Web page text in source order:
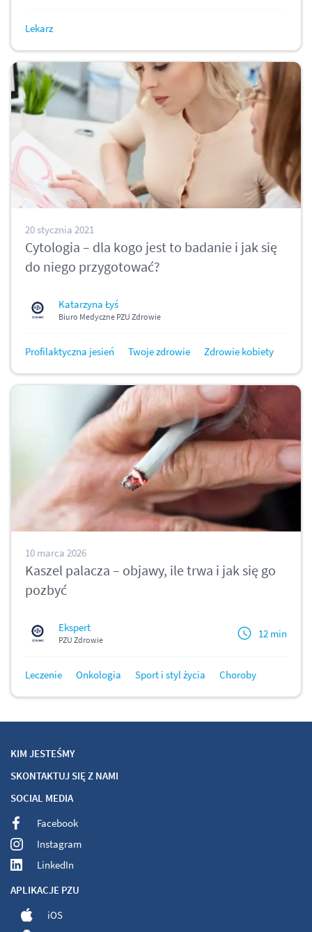
Lekarz
20 stycznia 2021
Cytologia – dla kogo jest to badanie i jak się
do niego przygotować?
Katarzyna Łyś
Biuro Medyczne PZU Zdrowie
Profilaktyczna jesień Twoje zdrowie Zdrowie kobiety
10 marca 2026
Kaszel palacza – objawy, ile trwa i jak się go
pozbyć
Ekspert
PZU Zdrowie 12 min
Leczenie Onkologia Sport i styl życia Choroby
KIM JESTEŚMY
SKONTAKTUJ SIĘ Z NAMI
SOCIAL MEDIA
Facebook
Instagram
LinkedIn
APLIKACJE PZU
iOS